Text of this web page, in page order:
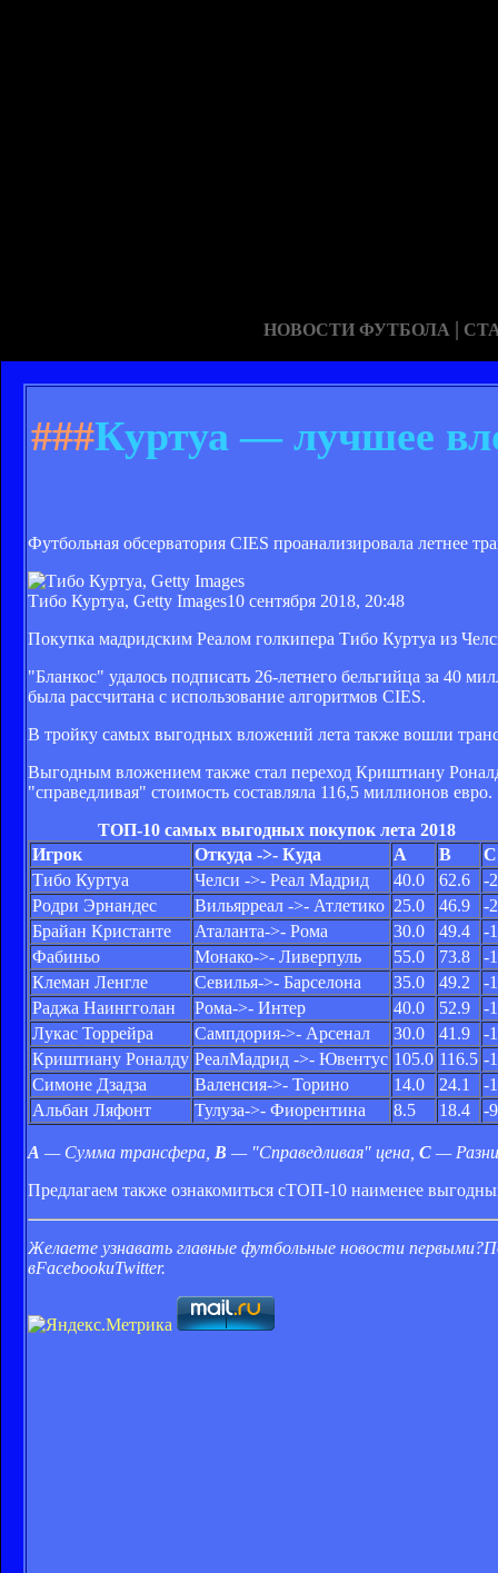
НОВОСТИ ФУТБОЛА |
###Куртуа — лучшее
Футбольная обсерватория CIES проанализировала летнее
Тибо Куртуа, Getty Images10 сентября 2018, 20:48
Покупка мадридским Реалом голкипера Тибо Куртуа из
"Бланкос" удалось подписать 26-летнего бельгийца за 40
была рассчитана с использование алгоритмов CIES.
В тройку самых выгодных вложений лета также вошли
Выгодным вложением также стал переход Криштиану
"справедливая" стоимость составляла 116,5 миллионов евро.
ТОП-10 самых выгодных покупок лета 2018
Игрок
Откуда ->- Куда A B
C
Тибо Куртуа
Челси ->- Реал Мадрид 40.0 62.6
-
Родри Эрнандес
Вильярреал ->- Атлетико 25.0 46.9
-
Брайан Кристанте
Аталанта->- Рома 30.0 49.4
-
Фабиньо
Монако->- Ливерпуль 55.0 73.8
-
Клеман Ленгле
Севилья->- Барселона 35.0 49.2
-
Раджа Наингголан
Рома->- Интер 40.0 52.9
-
Лукас Торрейра
Сампдория->- Арсенал 30.0 41.9
-
Криштиану Роналду РеалМадрид ->- Ювентус 105.0 116.5 -
Симоне Дзадза
Валенсия->- Торино 14.0 24.1
-
Альбан Ляфонт
Тулуза->- Фиорентина 8.5 18.4 -
A — Сумма трансфера, B — "Справедливая" цена, C —
Предлагаем также ознакомиться сТОП-10 наименее
Желаете узнавать главные футбольные новости
вFacebookиTwitter.